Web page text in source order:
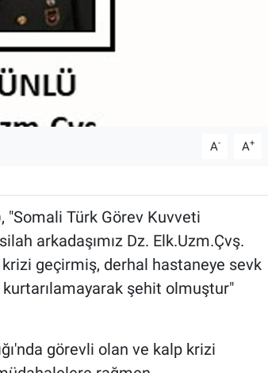
A- A+
"Somali Türk Görev Kuvveti
arkadaşımız Dz. Elk.Uzm.Çvş.
geçirmiş, derhal hastaneye sevk
şehit olmuştur"
görevli olan ve kalp krizi